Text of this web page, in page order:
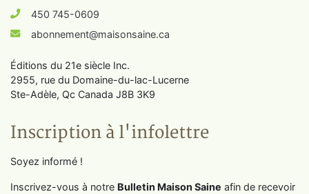
450 745-0609
abonnement@maisonsaine.ca
Éditions du 21e siècle Inc.
2955, rue du Domaine-du-lac-Lucerne
Ste-Adèle, Qc Canada J8B 3K9
Inscription à l'infolettre
Soyez informé !
Inscrivez-vous à notre Bulletin Maison Saine afin de recevoir